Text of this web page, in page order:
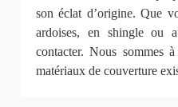
son éclat d’origine. Que
ardoises, en shingle ou
contacter. Nous sommes
matériaux de couverture